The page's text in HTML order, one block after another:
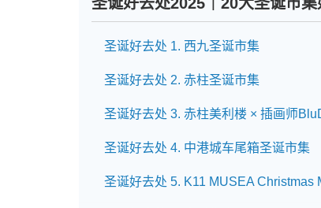
圣诞好去处 1. 西九圣诞市集
圣诞好去处 2. 赤柱圣诞市集
圣诞好去处 3. 赤柱美利楼 × 插画师
圣诞好去处 4. 中港城车尾箱圣诞市集
圣诞好去处 5. K11 MUSEA Christmas